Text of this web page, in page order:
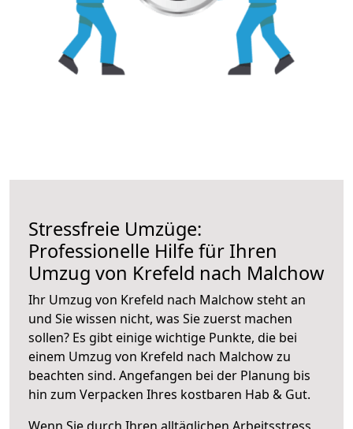
Stressfreie Umzüge:
Professionelle Hilfe für Ihren
Umzug von Krefeld nach Malchow
Ihr Umzug von Krefeld nach Malchow steht an
und Sie wissen nicht, was Sie zuerst machen
sollen? Es gibt einige wichtige Punkte, die bei
einem Umzug von Krefeld nach Malchow zu
beachten sind. Angefangen bei der Planung bis
hin zum Verpacken Ihres kostbaren Hab & Gut.